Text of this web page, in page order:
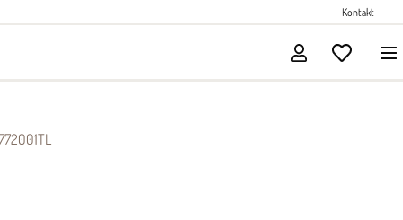
Kontakt